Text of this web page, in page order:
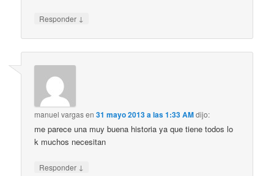
Responder ↓
manuel vargasen31 mayo 2013 a las 1:33 AMdijo:
me parece una muy buena historia ya que tiene todos lo
k muchos necesitan
Responder ↓